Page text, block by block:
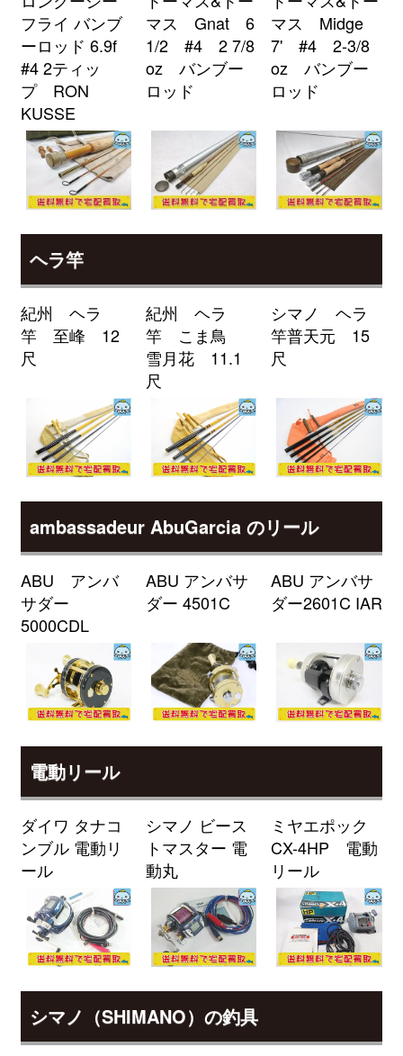
ローランス Elite-9Ti 魚探 未使用
釣具買取クーポンturi20260404-
02 （2026/04/30迄）
39,000円
2026/04/04
ローランス Elite-7Ti GPS魚探 未
使用
釣具買取クーポン
turi20260404-
（2026/04/30迄）
24,000円
ローランス HDS7 GEN2 TOUCH
魚探 未使用
釣具買取クーポンturi20260404-
04 （2026/04/30迄）
24,000円
2026/04/04
ローランス Elite-4X HDI 魚探 未
使用
釣具買取クーポンturi20260404-
05
（2026/04/30迄）
シマノ 電動リール 24 フォースマ
スター 2000 未使用
釣具買取クーポン
turi20260401
（2026/04/30迄）
34,500円
シマノ 電動リール 25 フォースマ
スター 300DH 未使用
釣具買取クーポンg-
turi20260402（2026/04/30迄）
33,000円
2026/04/04
シマノ 電動リール 23 フォースマ
スター 601DH 未使用
釣具買取クーポンg-
turi20260403
33,000円
2026/04/04
シマノ 電動リール 23 フォースマ
スター 601 未使用
釣具買取クーポン
g-
turi20260404（2026/04/30迄）
2026/04/04
スター 1000 未使用
釣具買取クーポン
turi20260405（2026/04/30迄）
ダイワ ロッド モアザン
89M/MH・J 未使用
釣具買取クーポンg-
turi20260401（2026/04/30迄）
27,500円
2026/04/04
ダイワ ロッド 22 モアザン ブラン
ジーノ EX AGS 93L/M-S 未使用
釣具買取クーポン
g-
turi20260402（2026/04/30迄）
25,000円
2026/04/04
ダイワ ロッド モアザン ブランジ
ーノ EX AGS 97ML/M 未使用
フライ バンブ
ーロッド 6.9f
#4 2ティッ
プ RON
KUSSE
マス Gnat 6
1/2 #4 2 7/8
oz バンブー
ロッド
マス Midge
7' #4 2-3/8
oz バンブー
ロッド
ヘラ竿
紀州 ヘラ
竿 至峰 12
尺
紀州 ヘラ
竿 こま鳥
雪月花 11.1
尺
シマノ ヘラ
竿普天元 15
尺
ambassadeur AbuGarcia のリール
ABU アンバ
サダー
5000CDL
ABU アンバサ
ダー 4501C
ABU アンバサ
ダー2601C IAR
電動リール
ダイワ タナコ
ンブル 電動リ
ール
シマノ ビース
トマスター 電
動丸
ミヤエポック
CX-4HP 電動
リール
シマノ（SHIMANO）の釣具